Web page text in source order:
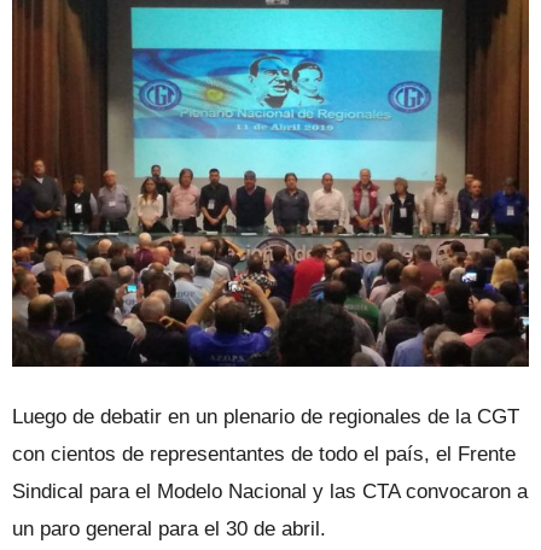
Luego de debatir en un plenario de regionales de la CGT
con cientos de representantes de todo el país, el Frente
Sindical para el Modelo Nacional y las CTA convocaron a
un paro general para el 30 de abril.